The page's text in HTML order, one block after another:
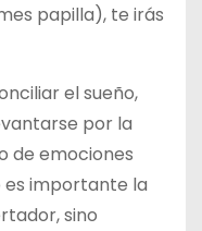
papilla), te irás
el sueño,
por la
de emociones
es importante la
sino